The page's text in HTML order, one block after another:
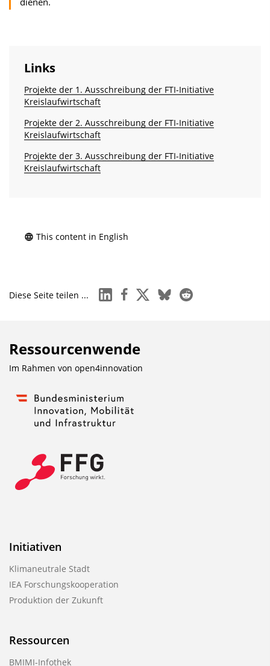
Links
Projekte der 1. Ausschreibung der FTI-Initiative
Kreislaufwirtschaft
Projekte der 2. Ausschreibung der FTI-Initiative
Kreislaufwirtschaft
Projekte der 3. Ausschreibung der FTI-Initiative
Kreislaufwirtschaft
This content in English
Diese Seite teilen ... linkedinfacebook
x blueskyreddit
Ressourcenwende
Im Rahmen von open4innovation
Initiativen
Klimaneutrale Stadt
IEA Forschungskooperation
Produktion der Zukunft
Ressourcen
BMIMI-Infothek